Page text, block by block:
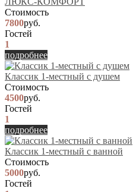
Стоимость
7800руб.
Гостей
1
подробнее
Классик 1-местный с душем
Стоимость
4500руб.
Гостей
1
подробнее
Классик 1-местный с ванной
Стоимость
5000руб.
Гостей